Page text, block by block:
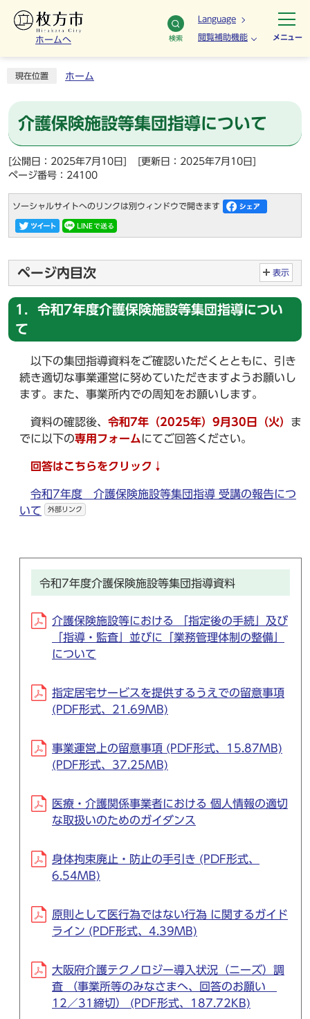
ホームへ 検索
Language
閲覧補助機能 メニュー
現在位置 ホーム
介護保険施設等集団指導について
[公開日：2025年7月10日]
[更新日：2025年7月10日]
ページ番号：24100
ソーシャルサイトへのリンクは別ウィンドウで開きます
ページ内目次 表示
1．令和7年度介護保険施設等集団指導につい
て
以下の集団指導資料をご確認いただくとともに、引き
続き適切な事業運営に努めていただきますようお願いし
ます。また、事業所内での周知をお願いします。
資料の確認後、 令和7年（2025年）9月30日（火） ま
でに以下の専用フォーム にてご回答ください。
回答はこちらをクリック↓
令和7年度 介護保険施設等集団指導 受講の報告につ
いて
外部リンク
令和7年度介護保険施設等集団指導資料
介護保険施設等における 「指定後の手続」及び
「指導・監査」並びに「業務管理体制の整備」
について
指定居宅サービスを提供するうえでの留意事項
(PDF形式、21.69MB)
事業運営上の留意事項 (PDF形式、15.87MB)
(PDF形式、37.25MB)
医療・介護関係事業者における 個人情報の適切
な取扱いのためのガイダンス
身体拘束廃止・防止の手引き (PDF形式、
6.54MB)
原則として医行為ではない行為 に関するガイド
ライン (PDF形式、4.39MB)
大阪府介護テクノロジー導入状況（ニーズ）調
査 （事業所等のみなさまへ、回答のお願い
12／31締切） (PDF形式、187.72KB)